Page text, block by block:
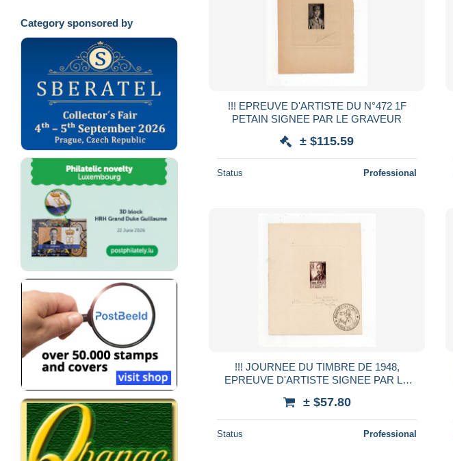
Category sponsored by
!!! EPREUVE D'ARTISTE DU N°472 1F
PETAIN SIGNEE PAR LE GRAVEUR
± $115.59
Status Professional
!!! JOURNEE DU TIMBRE DE 1948,
EPREUVE D'ARTISTE SIGNEE PAR LE
LA JOURNEE DU TIMBRE
± $57.80
Status Professional